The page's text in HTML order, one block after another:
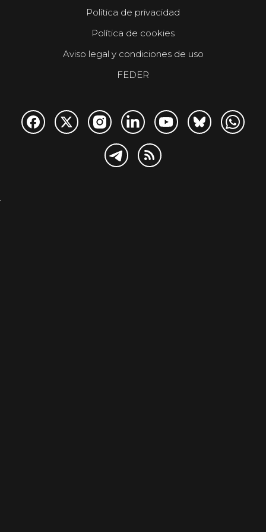
Política de privacidad
Política de cookies
Aviso legal y condiciones de uso
FEDER